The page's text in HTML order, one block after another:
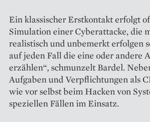
Ein klassischer Erstkontakt erfolgt
Simulation einer Cyberattacke, die
realistisch und unbemerkt erfolgen
auf jeden Fall die eine oder andere
erzählen“, schmunzelt Bardel.
Aufgaben und Verpflichtungen als
wie vor selbst beim Hacken von
speziellen Fällen im Einsatz.